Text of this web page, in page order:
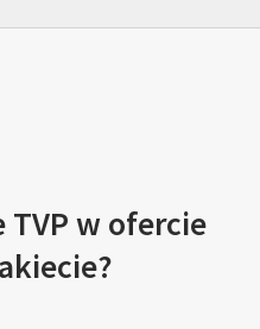
TVP w ofercie